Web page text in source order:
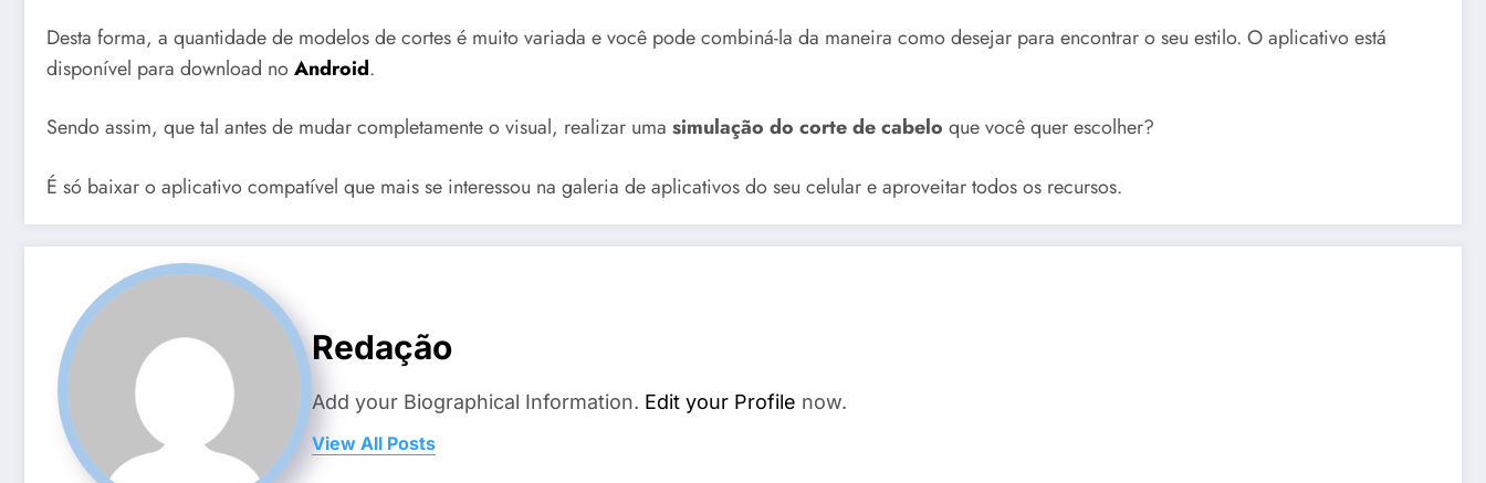
Desta forma, a quantidade de modelos de cortes é muito variada e você pode combiná-la da maneira como desejar para encontrar o seu estilo. O aplicativo está
disponível para download noAndroid.
Sendo assim, que tal antes de mudar completamente o visual, realizar uma simulação do corte de cabelo que você quer escolher?
É só baixar o aplicativo compatível que mais se interessou na galeria de aplicativos do seu celular e aproveitar todos os recursos.
Redação
Add your Biographical Information. Edit your Profile now.
View All Posts